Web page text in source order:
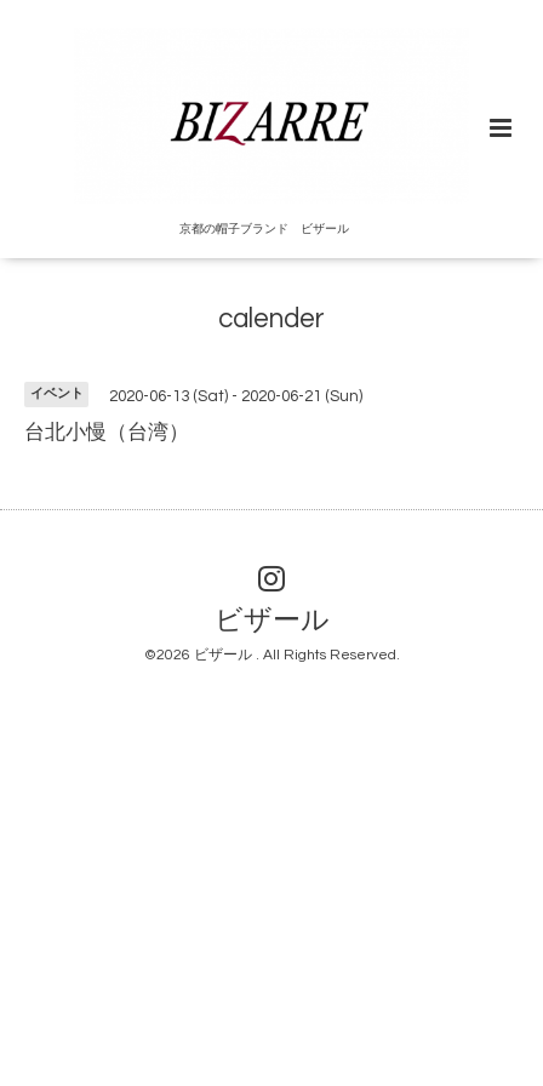
京都の帽子ブランド ビザール
calender
イベント 2020-06-13 (Sat) - 2020-06-21 (Sun)
台北小慢（台湾）
ビザール
©2026 ビザール . All Rights Reserved.